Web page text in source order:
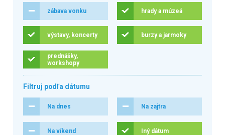
zábava vonku hrady a múzeá
výstavy, koncerty burzy a jarmoky
prednášky,
workshopy
Filtruj podľa dátumu
Na dnes Na zajtra
Na víkend Iný dátum